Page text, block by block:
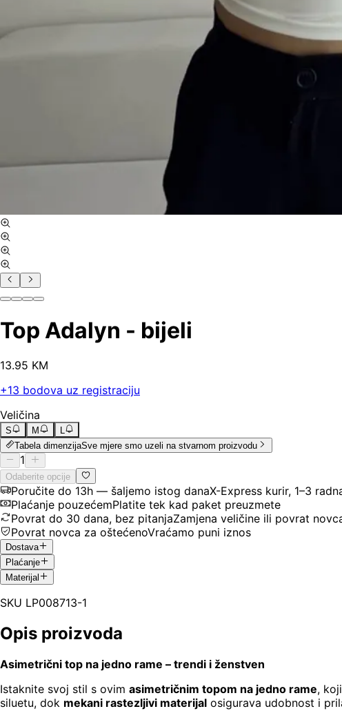
Top Adalyn - bijeli
13.95 KM
+13 bodova uz registraciju
Veličina
S M
L
Tabela dimenzijaSve mjere smo uzeli na stvarnom proizvodu
1
Odaberite opcije
Poručite do 13h — šaljemo istog danaX-Express kurir, 1–3
Plaćanje pouzećemPlatite tek kad paket preuzmete
Povrat do 30 dana, bez pitanjaZamjena veličine ili povrat
Povrat novca za oštećenoVraćamo puni iznos
Dostava
Plaćanje
Materijal
SKU LP008713-1
Opis proizvoda
Asimetrični top na jedno rame – trendi i ženstven
Istaknite svoj stil s ovim asimetričnim topom na jedno rame,
siluetu, dok mekani rastezljivi materijal osigurava udobnost i